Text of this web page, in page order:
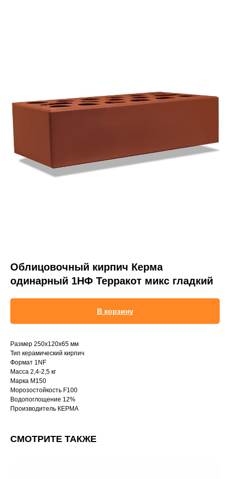
Облицовочный кирпич Керма
одинарный 1НФ Терракот микс гладкий
В корзину
Размер 250х120х65 мм
Тип керамический кирпич
Формат 1NF
Масса 2,4-2,5 кг
Марка М150
Морозостойкость F100
Водопоглощение 12%
Производитель КЕРМА
СМОТРИТЕ ТАКЖЕ